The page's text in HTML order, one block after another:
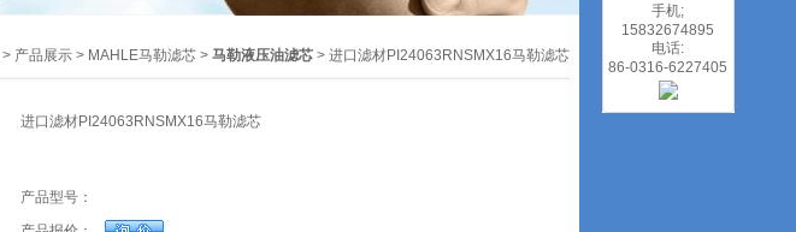
> 产品展示 > MAHLE马勒滤芯 > 马勒液压油滤芯 > 进口滤材PI24063RNSMX16马勒滤芯
进口滤材PI24063RNSMX16马勒滤芯
产品型号：
手机;
15832674895
电话:
86-0316-6227405